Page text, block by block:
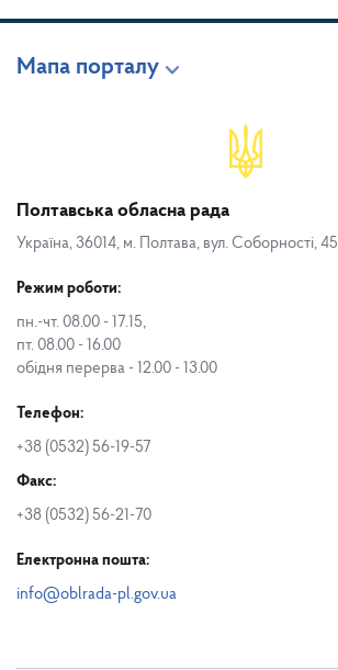
Мапа порталу
Полтавська обласна рада
Україна, 36014, м. Полтава, вул. Соборності, 45
Режим роботи:
пн.-чт. 08.00 - 17.15,
пт. 08.00 - 16.00
обідня перерва - 12.00 - 13.00
Телефон:
+38 (0532) 56-19-57
Факс:
+38 (0532) 56-21-70
Електронна пошта:
info@oblrada-pl.gov.ua